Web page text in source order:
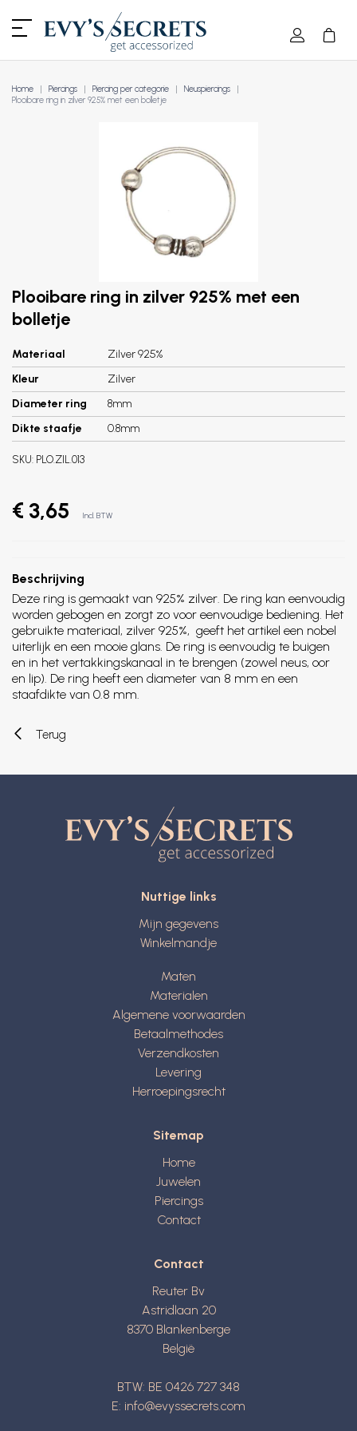
Home Piercings Piercing per categorie
Neuspiercings
Plooibare ring in zilver 925% met een bolletje
Plooibare ring in zilver 925% met een
bolletje
Materiaal
Zilver 925%
Kleur
Zilver
Diameter ring
8mm
Dikte staafje
0.8mm
SKU: PLO.ZIL.013
€ 3,65 Incl. BTW
Beschrijving
Deze ring is gemaakt van 925% zilver. De ring kan eenvoudig
worden gebogen en zorgt zo voor eenvoudige bediening. Het
gebruikte materiaal, zilver 925%, geeft het artikel een nobel
uiterlijk en een mooie glans. De ring is eenvoudig te buigen
en in het vertakkingskanaal in te brengen (zowel neus, oor
en lip). De ring heeft een diameter van 8 mm en een
staafdikte van 0.8 mm.
Terug
Nuttige links
Mijn gegevens
Winkelmandje
Maten
Materialen
Algemene voorwaarden
Betaalmethodes
Verzendkosten
Levering
Herroepingsrecht
Sitemap
Home
Juwelen
Piercings
Contact
Contact
Reuter Bv
Astridlaan 20
8370 Blankenberge
België
BTW: BE 0426 727 348
E: info@evyssecrets.com